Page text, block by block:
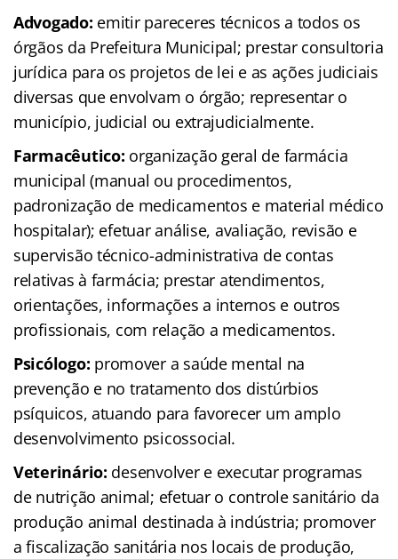
Advogado: emitir pareceres técnicos a todos os
órgãos da Prefeitura Municipal; prestar consultoria
jurídica para os projetos de lei e as ações judiciais
diversas que envolvam o órgão; representar o
município, judicial ou extrajudicialmente.
Farmacêutico: organização geral de farmácia
municipal (manual ou procedimentos,
padronização de medicamentos e material médico
hospitalar); efetuar análise, avaliação, revisão e
supervisão técnico-administrativa de contas
relativas à farmácia; prestar atendimentos,
orientações, informações a internos e outros
profissionais, com relação a medicamentos.
Psicólogo: promover a saúde mental na
prevenção e no tratamento dos distúrbios
psíquicos, atuando para favorecer um amplo
desenvolvimento psicossocial.
Veterinário: desenvolver e executar programas
de nutrição animal; efetuar o controle sanitário da
produção animal destinada à indústria; promover
a fiscalização sanitária nos locais de produção,